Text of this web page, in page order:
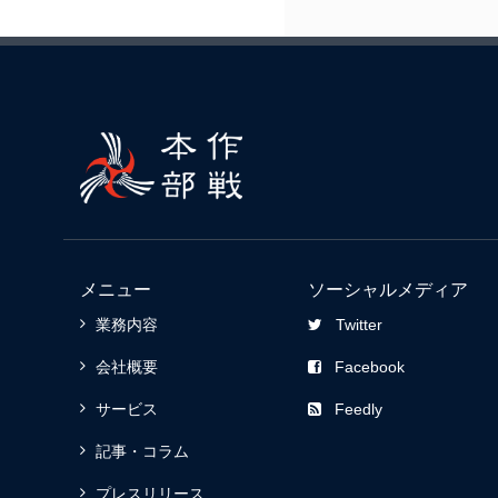
メニュー
業務内容
会社概要
サービス
記事・コラム
プレスリリース
ソーシャルメディア
Twitter
Facebook
Feedly